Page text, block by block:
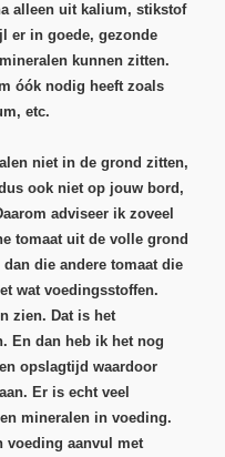
alleen uit kalium, stikstof
er in goede, gezonde
kunnen zitten.
óók nodig heeft zoals
etc.
niet in de grond zitten,
ook niet op jouw bord,
adviseer ik zoveel
tomaat uit de volle grond
die andere tomaat die
wat voedingsstoffen.
zien. Dat is het
En dan heb ik het nog
opslagtijd waardoor
Er is echt veel
mineralen in voeding.
voeding aanvul met